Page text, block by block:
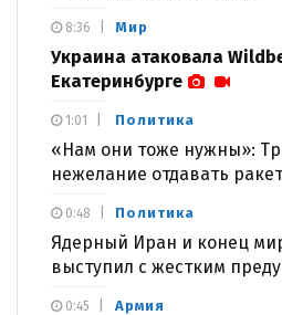
Мир
Украина атаковала
Екатеринбурге
8:36
Политика
«Нам они тоже нужны»:
нежелание отдавать
1:01
Политика
Ядерный Иран и конец
выступил с жестким
0:48
Армия
0:45